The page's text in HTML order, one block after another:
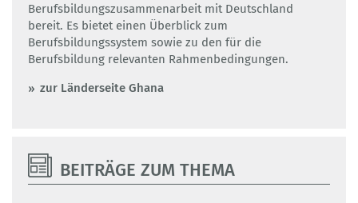
Berufsbildungszusammenarbeit mit Deutschland
bereit. Es bietet einen Überblick zum
Berufsbildungssystem sowie zu den für die
Berufsbildung relevanten Rahmenbedingungen.
zur Länderseite Ghana
BEITRÄGE ZUM THEMA